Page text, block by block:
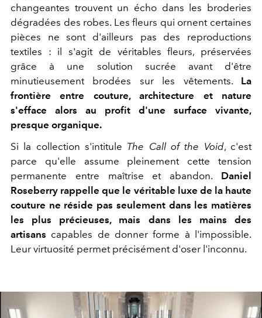
changeantes trouvent un écho dans les broderies
dégradées des robes. Les fleurs qui ornent certaines
pièces ne sont d'ailleurs pas des reproductions
textiles : il s'agit de véritables fleurs, préservées
grâce à une solution sucrée avant d'être
minutieusement brodées sur les vêtements. La
frontière entre couture, architecture et nature
s'efface alors au profit d'une surface vivante,
presque organique.
Si la collection s'intitule The Call of the Void, c'est
parce qu'elle assume pleinement cette tension
permanente entre maîtrise et abandon. Daniel
Roseberry rappelle que le véritable luxe de la haute
couture ne réside pas seulement dans les matières
les plus précieuses, mais dans les mains des
artisans capables de donner forme à l'impossible.
Leur virtuosité permet précisément d'oser l'inconnu.